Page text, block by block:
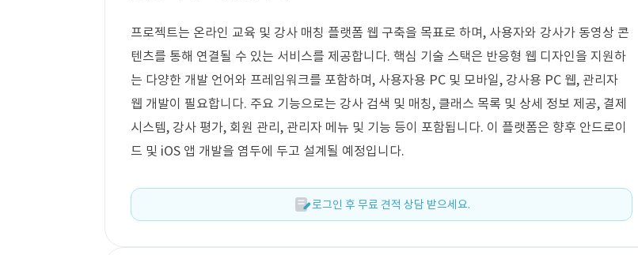
프로젝트는 온라인 교육 및 강사 매칭 플랫폼 웹 구축을 목표로 하며, 사용자와 강사가 동영상 콘
텐츠를 통해 연결될 수 있는 서비스를 제공합니다. 핵심 기술 스택은 반응형 웹 디자인을 지원하
는 다양한 개발 언어와 프레임워크를 포함하며, 사용자용 PC 및 모바일, 강사용 PC 웹, 관리자
웹 개발이 필요합니다. 주요 기능으로는 강사 검색 및 매칭, 클래스 목록 및 상세 정보 제공, 결제
시스템, 강사 평가, 회원 관리, 관리자 메뉴 및 기능 등이 포함됩니다. 이 플랫폼은 향후 안드로이
드 및 iOS 앱 개발을 염두에 두고 설계될 예정입니다.
로그인 후 무료 견적 상담 받으세요.